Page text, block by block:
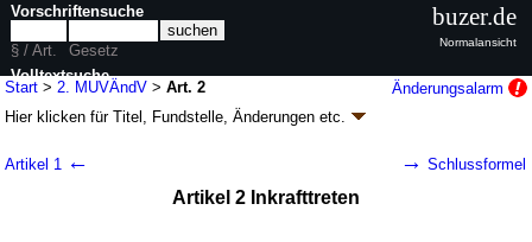
Start > 2. MUVÄndV >Art. 2
Änderungsalarm
Hier klicken fürTitel, Fundstelle, Änderungen etc.
Mindestunterhaltsverordnung (2.
k.a.Abk.)
Artikel 1 ← → Schlussformel
Artikel 2 Inkrafttreten
Vorschriftensuche
§ / Art.
Gesetz
Volltextsuche
nur in 2. MUVÄndV
buzer.de
Normalansicht